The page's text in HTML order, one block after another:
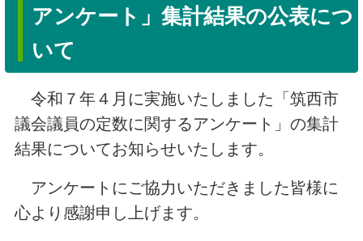
アンケート」集計結果の公表につ
いて
令和７年４月に実施いたしました「筑西市
議会議員の定数に関するアンケート」の集計
結果についてお知らせいたします。
アンケートにご協力いただきました皆様に
心より感謝申し上げます。